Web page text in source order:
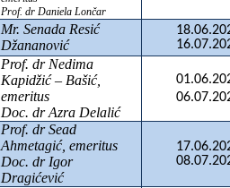
Prof. dr Daniela Lončar
Mr. Senada Resić
Džananović
Prof. dr Nedima
Kapidžić – Bašić,
emeritus
Doc. dr Azra Delalić
Prof. dr Sead
Ahmetagić, emeritus
Doc. dr Igor
Dragićević